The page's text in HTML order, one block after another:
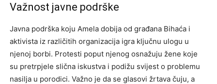
Važnost javne podrške
Javna podrška koju Amela dobija od građana Bihaća i
aktivista iz različitih organizacija igra ključnu ulogu u
njenoj borbi. Protesti poput njenog osnažuju žene koje
su pretrpjele slična iskustva i podižu svijest o problemu
nasilja u porodici. Važno je da se glasovi žrtava čuju, a